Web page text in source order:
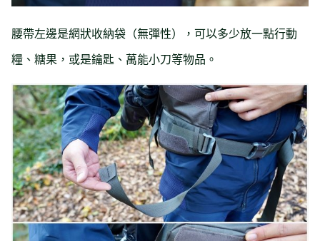
腰帶左邊是網狀收納袋（無彈性），可以多少放一點行動
糧、糖果，或是鑰匙、萬能小刀等物品。